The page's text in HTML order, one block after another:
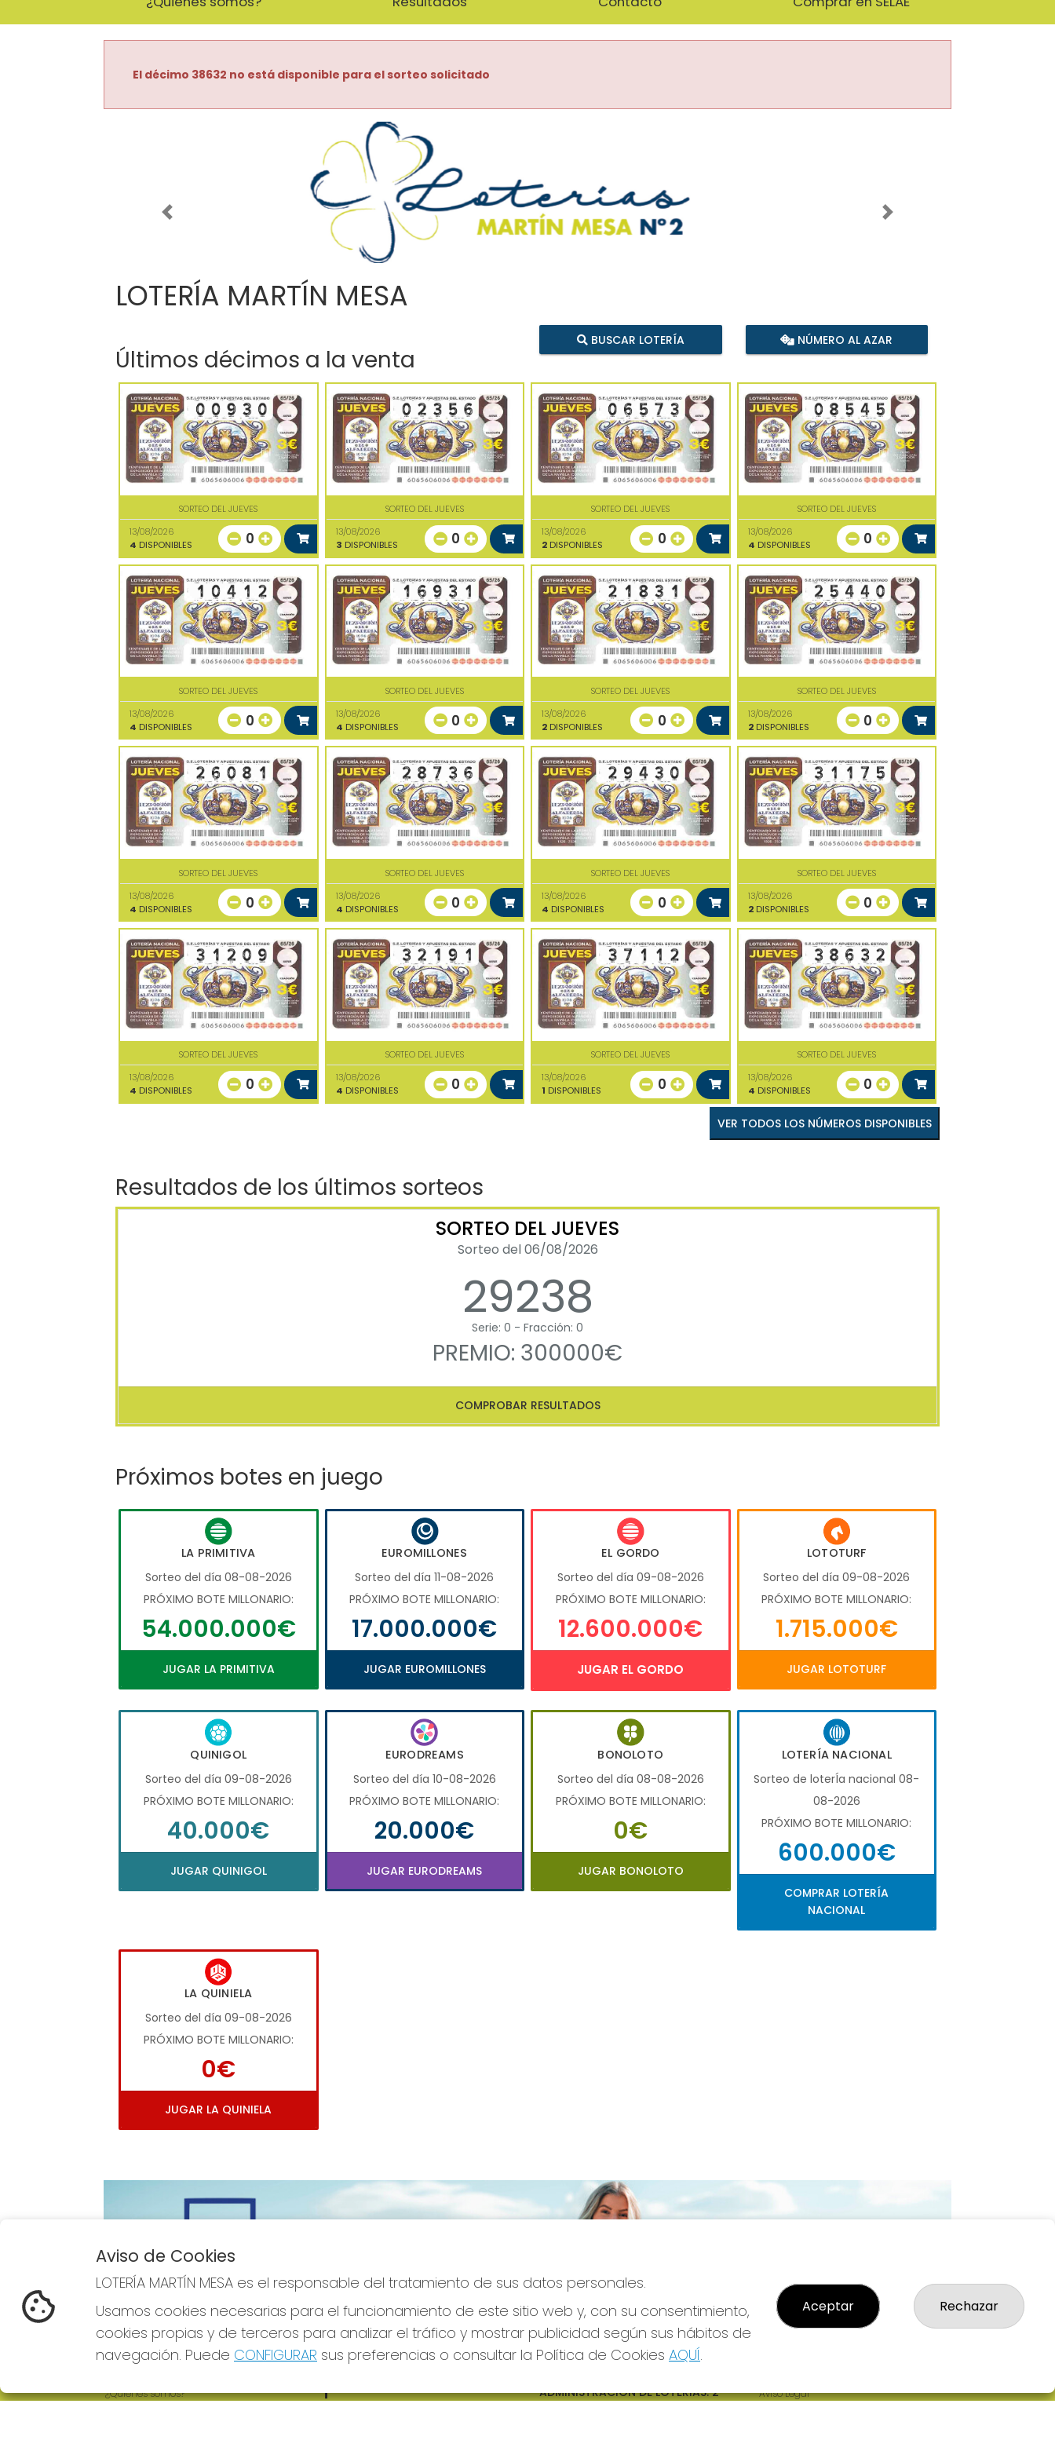
El décimo 38632 no está disponible para el sorteo solicitado
Imagen anterior Imagen siguiente
LOTERÍA MARTÍN MESA
Últimos décimos a la venta
BUSCAR LOTERÍA NÚMERO AL AZAR
SORTEO DEL JUEVES
13/08/2026
4 DISPONIBLES 0
SORTEO DEL JUEVES
13/08/2026
3 DISPONIBLES 0
SORTEO DEL JUEVES
13/08/2026
2 DISPONIBLES 0
SORTEO DEL JUEVES
13/08/2026
4 DISPONIBLES 0
SORTEO DEL JUEVES
13/08/2026
4 DISPONIBLES 0
SORTEO DEL JUEVES
13/08/2026
4 DISPONIBLES 0
SORTEO DEL JUEVES
13/08/2026
2 DISPONIBLES 0
SORTEO DEL JUEVES
13/08/2026
2DISPONIBLES 0
SORTEO DEL JUEVES
13/08/2026
4 DISPONIBLES 0
SORTEO DEL JUEVES
13/08/2026
4 DISPONIBLES 0
SORTEO DEL JUEVES
13/08/2026
4 DISPONIBLES 0
SORTEO DEL JUEVES
13/08/2026
2DISPONIBLES 0
SORTEO DEL JUEVES
13/08/2026
4 DISPONIBLES 0
SORTEO DEL JUEVES
13/08/2026
4 DISPONIBLES 0
SORTEO DEL JUEVES
13/08/2026
1 DISPONIBLES 0
SORTEO DEL JUEVES
13/08/2026
4 DISPONIBLES 0
VER TODOS LOS NÚMEROS DISPONIBLES
Resultados de los últimos sorteos
SORTEO DEL JUEVES
Sorteo del 06/08/2026
29238
Serie: 0 - Fracción: 0
PREMIO: 300000€
COMPROBAR RESULTADOS
Próximos botes en juego
LA PRIMITIVA
Sorteo del día 08-08-2026
PRÓXIMO BOTE MILLONARIO:
54.000.000€
JUGAR LA PRIMITIVA
EUROMILLONES
Sorteo del día 11-08-2026
PRÓXIMO BOTE MILLONARIO:
17.000.000€
JUGAR EUROMILLONES
EL GORDO
Sorteo del día 09-08-2026
PRÓXIMO BOTE MILLONARIO:
12.600.000€
JUGAR EL GORDO
LOTOTURF
Sorteo del día 09-08-2026
PRÓXIMO BOTE MILLONARIO:
1.715.000€
JUGAR LOTOTURF
QUINIGOL
Sorteo del día 09-08-2026
PRÓXIMO BOTE MILLONARIO:
40.000€
JUGAR QUINIGOL
EURODREAMS
Sorteo del día 10-08-2026
PRÓXIMO BOTE MILLONARIO:
20.000€
JUGAR EURODREAMS
BONOLOTO
Sorteo del día 08-08-2026
PRÓXIMO BOTE MILLONARIO:
0€
JUGAR BONOLOTO
LOTERÍA NACIONAL
Sorteo de loterÍa nacional 08-
08-2026
PRÓXIMO BOTE MILLONARIO:
600.000€
COMPRAR LOTERÍA
NACIONAL
LA QUINIELA
Sorteo del día 09-08-2026
PRÓXIMO BOTE MILLONARIO:
0€
JUGAR LA QUINIELA
Imagen anterior
LOTERÍA MARTÍN MESA
¿Quiénes somos?
REDES SOCIALES
ADMINISTRACION DE LOTERIAS: 2-
CIUDAD RODRIGO - RECEPTOR
Aviso Legal
Aviso de Cookies
LOTERÍA MARTÍN MESA es el responsable del tratamiento de sus datos personales.
Usamos cookies necesarias para el funcionamiento de este sitio web y, con su consentimiento,
cookies propias y de terceros para analizar el tráfico y mostrar publicidad según sus hábitos de
navegación. Puede CONFIGURAR sus preferencias o consultar la Política de Cookies AQUÍ.
Aceptar Rechazar